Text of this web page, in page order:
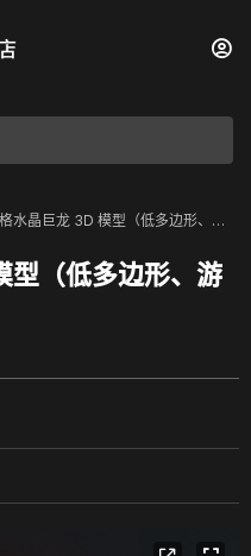
卡通风格水晶巨龙 3D 模型（低多边形、游戏就绪、带动画)
型（低多边形、游